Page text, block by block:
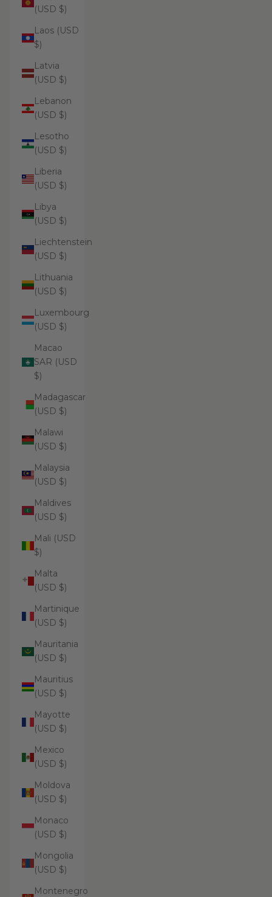
(USD $)
Laos (USD
$)
Latvia
(USD $)
Lebanon
(USD $)
Lesotho
(USD $)
Liberia
(USD $)
Libya
(USD $)
Liechtenstein
(USD $)
Lithuania
(USD $)
Luxembourg
(USD $)
Macao
SAR (USD
$)
Madagascar
(USD $)
Malawi
(USD $)
Malaysia
(USD $)
Maldives
(USD $)
Mali (USD
$)
Malta
(USD $)
Martinique
(USD $)
Mauritania
(USD $)
Mauritius
(USD $)
Mayotte
(USD $)
Mexico
(USD $)
Moldova
(USD $)
Monaco
(USD $)
Mongolia
(USD $)
Montenegro